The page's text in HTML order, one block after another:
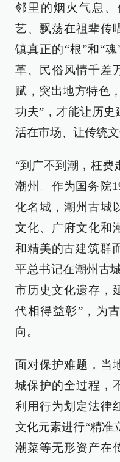
邻里的烟火气息
艺、飘荡在祖辈传
镇真正的“根”和“
革、民俗风情千差
赋，突出地方特色
功夫”，才能让历
活在市场、让传统文
“到广不到潮，枉费
潮州。作为国务院
化名城，潮州古城
文化、广府文化和
和精美的古建筑群
平总书记在潮州古
市历史文化遗存，
代相得益彰”，为
向。
面对保护难题，当
城保护的全过程，
利用行为划定法律
文化元素进行“精准
潮菜等无形资产在